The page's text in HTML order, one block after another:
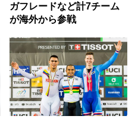
ガフレードなど計7チーム
が海外から参戦